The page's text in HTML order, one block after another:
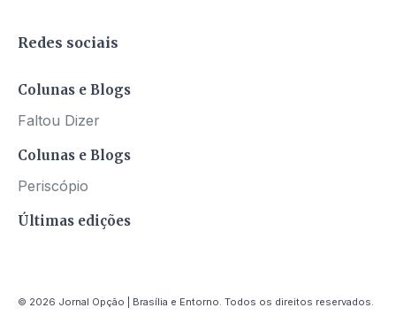
Redes sociais
Colunas e Blogs
Faltou Dizer
Colunas e Blogs
Periscópio
Últimas edições
© 2026 Jornal Opção | Brasília e Entorno. Todos os direitos reservados.